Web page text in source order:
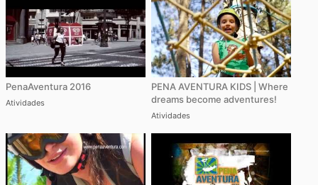
PenaAventura 2016
Atividades
PENA AVENTURA KIDS | Where
dreams become adventures!
Atividades